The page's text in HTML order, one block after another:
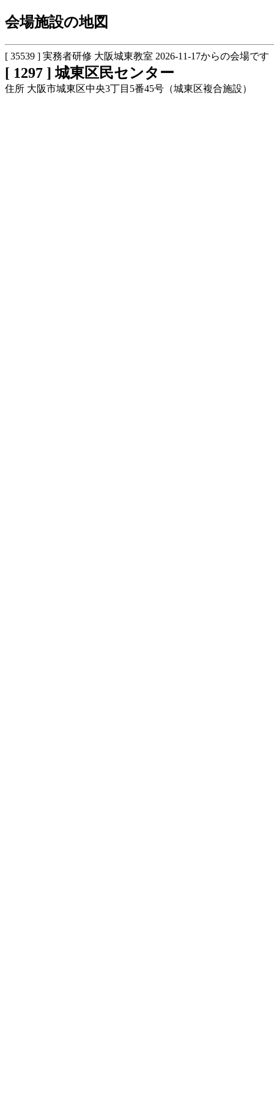
会場施設の地図
[ 35539 ] 実務者研修 大阪城東教室 2026-11-17からの会場です
[ 1297 ] 城東区民センター
住所 大阪市城東区中央3丁目5番45号（城東区複合施設）